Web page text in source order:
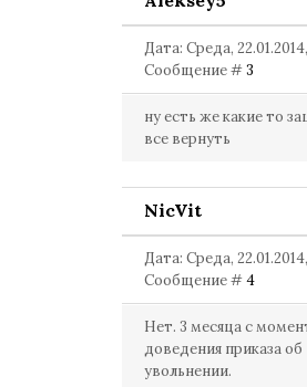
Дата: Среда,
Сообщение #3
ну есть же какие то
все вернуть
NicVit
Дата: Среда,
Сообщение #4
Нет. 3 месяца с
доведения приказа об
увольнении.